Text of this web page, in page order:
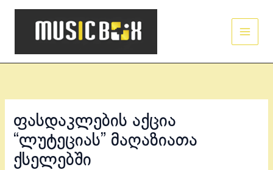
Skip
ფასდაკლების აქცია
“ლუტეციას” მაღაზიათა
ქსელებში